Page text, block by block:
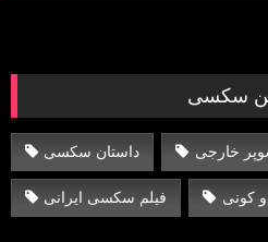
سکسی
داستان سکسی خارجی
فیلم سکسی ایرانی کونی